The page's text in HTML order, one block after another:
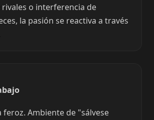
rivales o interferencia de
la pasión se reactiva a través
feroz. Ambiente de "sálvese